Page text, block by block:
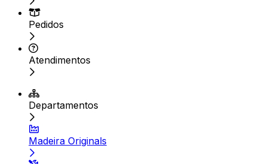
Pedidos
Atendimentos
Departamentos
Madeira Originals